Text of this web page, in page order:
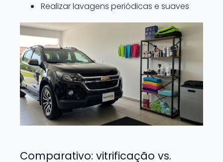
Realizar lavagens periódicas e suaves
Comparativo: vitrificação vs.